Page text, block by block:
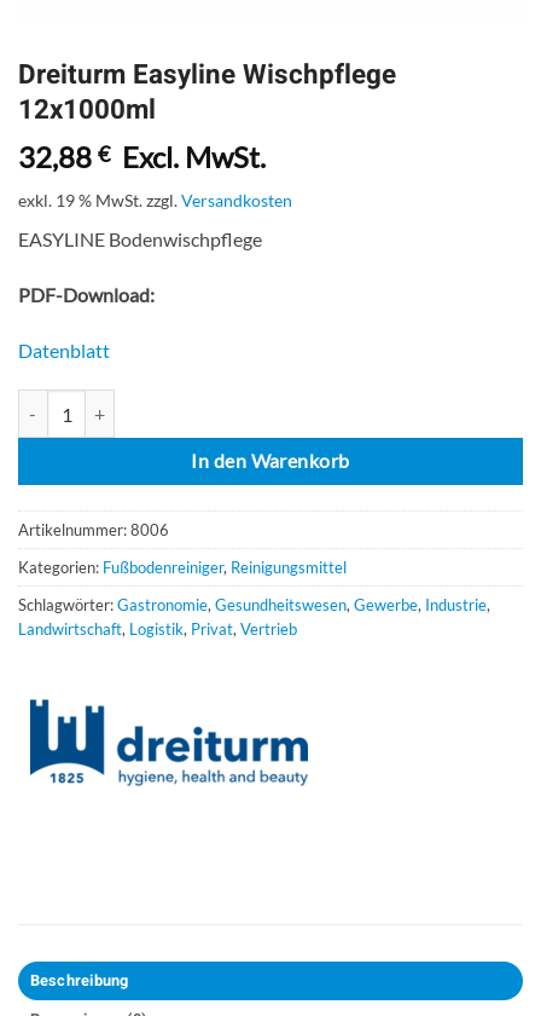
Dreiturm Easyline Wischpflege
12x1000ml
32,88 € Excl. MwSt.
exkl. 19 % MwSt.zzgl.Versandkosten
EASYLINE Bodenwischpflege
PDF-Download:
Datenblatt
In den Warenkorb
Artikelnummer:8006
Kategorien: Fußbodenreiniger, Reinigungsmittel
Schlagwörter:Gastronomie,Gesundheitswesen,Gewerbe, Industrie,
Landwirtschaft, Logistik, Privat,Vertrieb
Beschreibung